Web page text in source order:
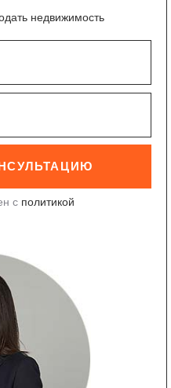
недвижимость
с политикой